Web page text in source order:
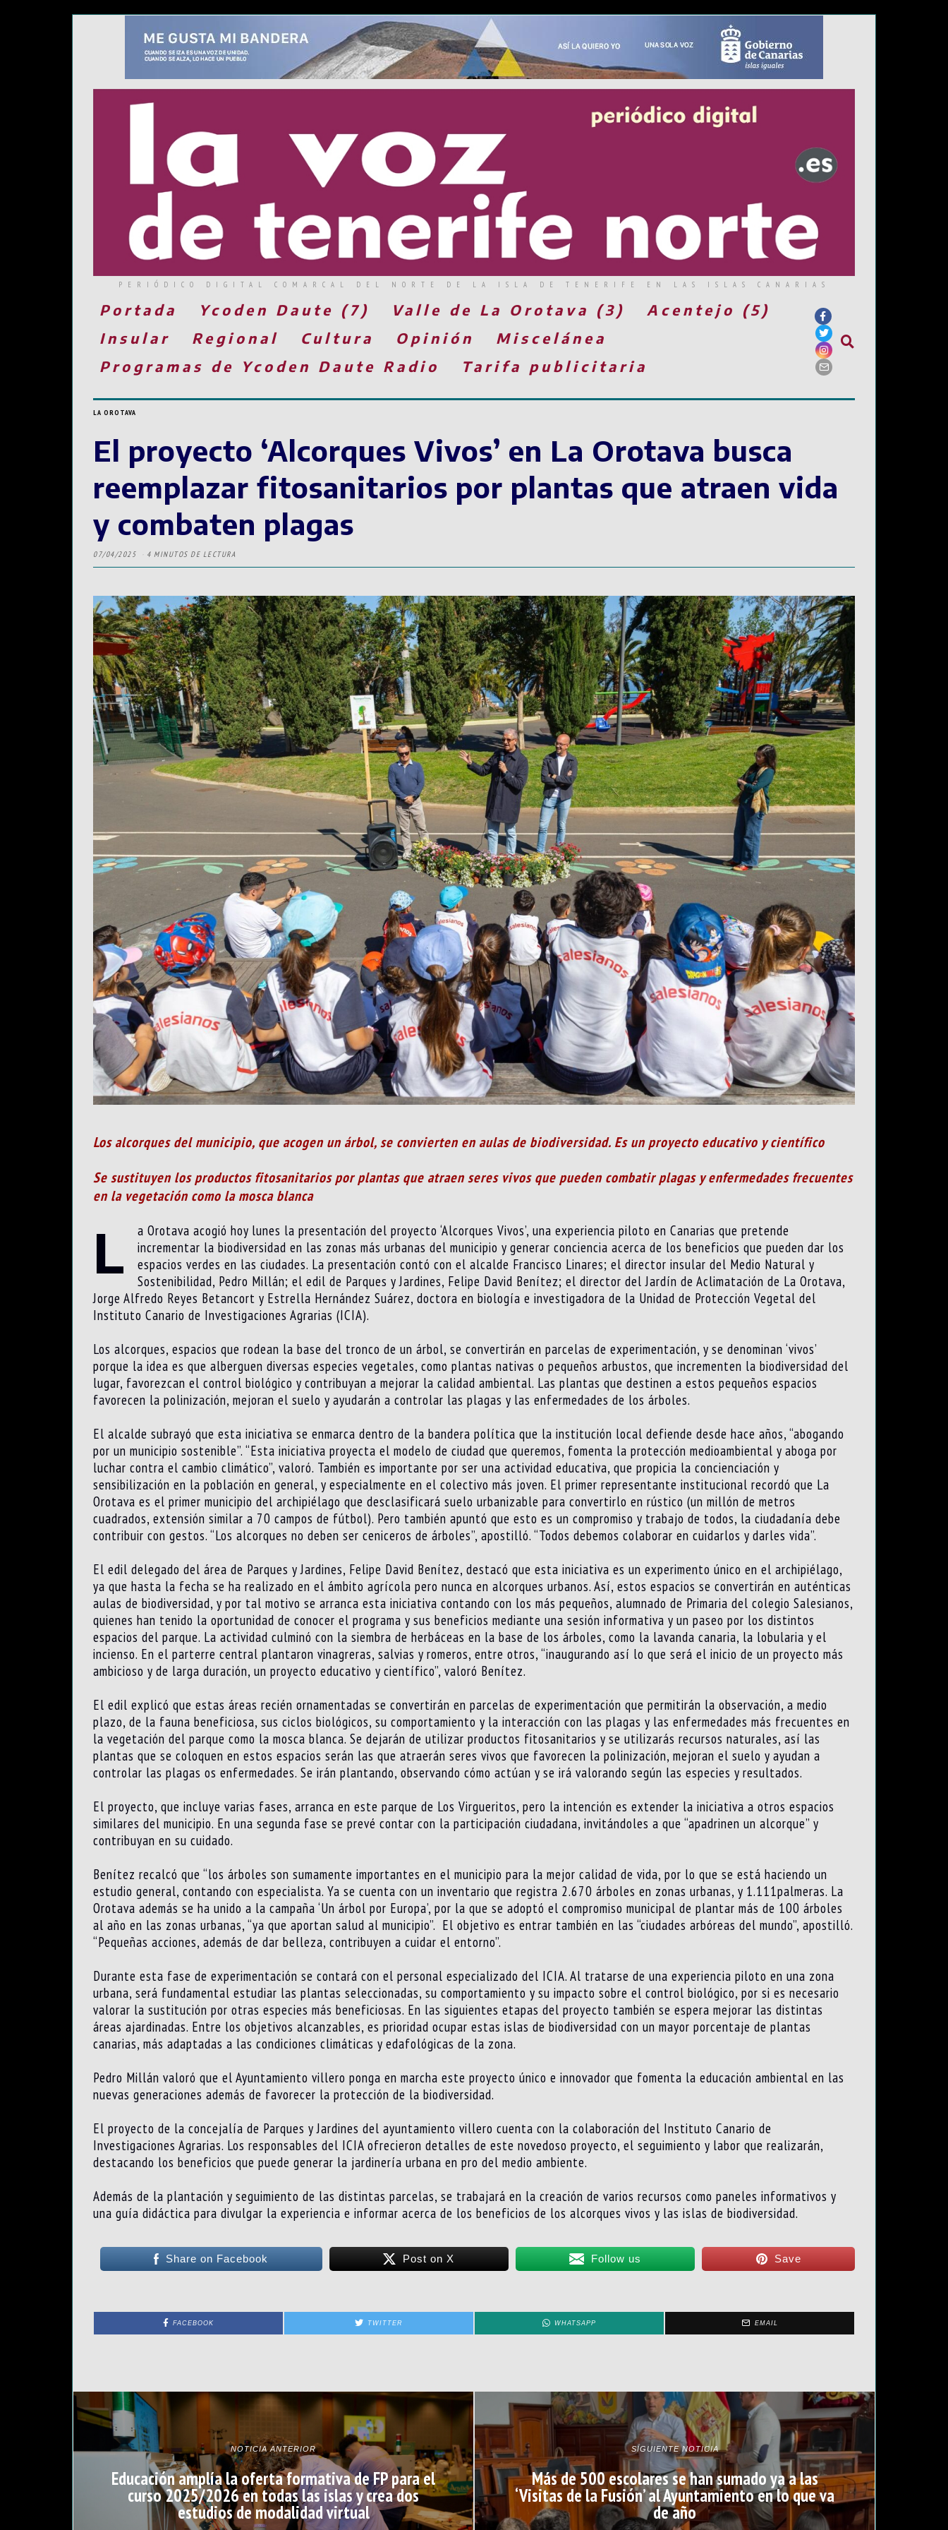
PERIÓDICO DIGITAL COMARCAL DEL NORTE DE LA ISLA DE TENERIFE EN LAS ISLAS CANARIAS
Portada Ycoden Daute (7) Valle de La Orotava (3)
Acentejo (5)
Insular
Regional Cultura Opinión
Miscelánea
Programas de Ycoden Daute Radio
Tarifa publicitaria
LA OROTAVA
El proyecto ‘Alcorques Vivos’ en La Orotava busca
reemplazar fitosanitarios por plantas que atraen vida
y combaten plagas
07/04/2025 4 MINUTOS DE LECTURA
Los alcorques del municipio, que acogen un árbol, se convierten en aulas de biodiversidad. Es un proyecto educativo y científico
Se sustituyen los productos fitosanitarios por plantas que atraen seres vivos que pueden combatir plagas y enfermedades frecuentes
en la vegetación como la mosca blanca
L
a Orotava acogió hoy lunes la presentación del proyecto ‘Alcorques Vivos’, una experiencia piloto en Canarias que pretende
incrementar la biodiversidad en las zonas más urbanas del municipio y generar conciencia acerca de los beneficios que pueden dar los
espacios verdes en las ciudades. La presentación contó con el alcalde Francisco Linares; el director insular del Medio Natural y
Sostenibilidad, Pedro Millán; el edil de Parques y Jardines, Felipe David Benítez; el director del Jardín de Aclimatación de La Orotava,
Jorge Alfredo Reyes Betancort y Estrella Hernández Suárez, doctora en biología e investigadora de la Unidad de Protección Vegetal del
Instituto Canario de Investigaciones Agrarias (ICIA).
Los alcorques, espacios que rodean la base del tronco de un árbol, se convertirán en parcelas de experimentación, y se denominan ‘vivos’
porque la idea es que alberguen diversas especies vegetales, como plantas nativas o pequeños arbustos, que incrementen la biodiversidad del
lugar, favorezcan el control biológico y contribuyan a mejorar la calidad ambiental. Las plantas que destinen a estos pequeños espacios
favorecen la polinización, mejoran el suelo y ayudarán a controlar las plagas y las enfermedades de los árboles.
El alcalde subrayó que esta iniciativa se enmarca dentro de la bandera política que la institución local defiende desde hace años, “abogando
por un municipio sostenible”. “Esta iniciativa proyecta el modelo de ciudad que queremos, fomenta la protección medioambiental y aboga por
luchar contra el cambio climático”, valoró. También es importante por ser una actividad educativa, que propicia la concienciación y
sensibilización en la población en general, y especialmente en el colectivo más joven. El primer representante institucional recordó que La
Orotava es el primer municipio del archipiélago que desclasificará suelo urbanizable para convertirlo en rústico (un millón de metros
cuadrados, extensión similar a 70 campos de fútbol). Pero también apuntó que esto es un compromiso y trabajo de todos, la ciudadanía debe
contribuir con gestos. “Los alcorques no deben ser ceniceros de árboles”, apostilló. “Todos debemos colaborar en cuidarlos y darles vida”.
El edil delegado del área de Parques y Jardines, Felipe David Benítez, destacó que esta iniciativa es un experimento único en el archipiélago,
ya que hasta la fecha se ha realizado en el ámbito agrícola pero nunca en alcorques urbanos. Así, estos espacios se convertirán en auténticas
aulas de biodiversidad, y por tal motivo se arranca esta iniciativa contando con los más pequeños, alumnado de Primaria del colegio Salesianos,
quienes han tenido la oportunidad de conocer el programa y sus beneficios mediante una sesión informativa y un paseo por los distintos
espacios del parque. La actividad culminó con la siembra de herbáceas en la base de los árboles, como la lavanda canaria, la lobularia y el
incienso. En el parterre central plantaron vinagreras, salvias y romeros, entre otros, “inaugurando así lo que será el inicio de un proyecto más
ambicioso y de larga duración, un proyecto educativo y científico”, valoró Benítez.
El edil explicó que estas áreas recién ornamentadas se convertirán en parcelas de experimentación que permitirán la observación, a medio
plazo, de la fauna beneficiosa, sus ciclos biológicos, su comportamiento y la interacción con las plagas y las enfermedades más frecuentes en
la vegetación del parque como la mosca blanca. Se dejarán de utilizar productos fitosanitarios y se utilizarás recursos naturales, así las
plantas que se coloquen en estos espacios serán las que atraerán seres vivos que favorecen la polinización, mejoran el suelo y ayudan a
controlar las plagas os enfermedades. Se irán plantando, observando cómo actúan y se irá valorando según las especies y resultados.
El proyecto, que incluye varias fases, arranca en este parque de Los Virgueritos, pero la intención es extender la iniciativa a otros espacios
similares del municipio. En una segunda fase se prevé contar con la participación ciudadana, invitándoles a que “apadrinen un alcorque” y
contribuyan en su cuidado.
Benítez recalcó que “los árboles son sumamente importantes en el municipio para la mejor calidad de vida, por lo que se está haciendo un
estudio general, contando con especialista. Ya se cuenta con un inventario que registra 2.670 árboles en zonas urbanas, y 1.111palmeras. La
Orotava además se ha unido a la campaña ‘Un árbol por Europa’, por la que se adoptó el compromiso municipal de plantar más de 100 árboles
al año en las zonas urbanas, “ya que aportan salud al municipio”. El objetivo es entrar también en las “ciudades arbóreas del mundo”, apostilló.
“Pequeñas acciones, además de dar belleza, contribuyen a cuidar el entorno”.
Durante esta fase de experimentación se contará con el personal especializado del ICIA. Al tratarse de una experiencia piloto en una zona
urbana, será fundamental estudiar las plantas seleccionadas, su comportamiento y su impacto sobre el control biológico, por si es necesario
valorar la sustitución por otras especies más beneficiosas. En las siguientes etapas del proyecto también se espera mejorar las distintas
áreas ajardinadas. Entre los objetivos alcanzables, es prioridad ocupar estas islas de biodiversidad con un mayor porcentaje de plantas
canarias, más adaptadas a las condiciones climáticas y edafológicas de la zona.
Pedro Millán valoró que el Ayuntamiento villero ponga en marcha este proyecto único e innovador que fomenta la educación ambiental en las
nuevas generaciones además de favorecer la protección de la biodiversidad.
El proyecto de la concejalía de Parques y Jardines del ayuntamiento villero cuenta con la colaboración del Instituto Canario de
Investigaciones Agrarias. Los responsables del ICIA ofrecieron detalles de este novedoso proyecto, el seguimiento y labor que realizarán,
destacando los beneficios que puede generar la jardinería urbana en pro del medio ambiente.
Además de la plantación y seguimiento de las distintas parcelas, se trabajará en la creación de varios recursos como paneles informativos y
una guía didáctica para divulgar la experiencia e informar acerca de los beneficios de los alcorques vivos y las islas de biodiversidad.
Share on Facebook Post on X Follow us Save
FACEBOOK TWITTER WHATSAPP EMAIL
NOTICIA ANTERIOR
Educación amplía la oferta formativa de FP para el
curso 2025/2026 en todas las islas y crea dos
estudios de modalidad virtual
SIGUIENTE NOTICIA
Más de 500 escolares se han sumado ya a las
‘Visitas de la Fusión’ al Ayuntamiento en lo que va
de año